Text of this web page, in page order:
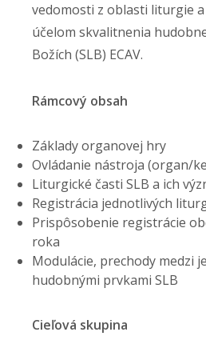
vedomosti z oblasti liturgie
účelom skvalitnenia
Božích (SLB) ECAV.
Rámcový obsah
Základy organovej hry
Ovládanie nástroja (organ/
Liturgické časti SLB a ich
Registrácia jednotlivých
Prispôsobenie registrácie
roka
Modulácie, prechody medzi
hudobnými prvkami SLB
Cieľová skupina